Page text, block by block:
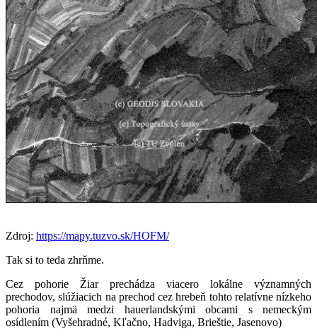
Zdroj: https://mapy.tuzvo.sk/HOFM/
Tak si to teda zhrňme.
Cez pohorie Žiar prechádza viacero lokálne významných
prechodov, slúžiacich na prechod cez hrebeň tohto relatívne nízkeho
pohoria najmä medzi hauerlandskými obcami s nemeckým
osídlením (Vyšehradné, Kľačno, Hadviga, Brieštie, Jasenovo)